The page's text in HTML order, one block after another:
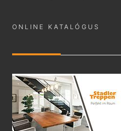
ONLINE KATALÓGUS